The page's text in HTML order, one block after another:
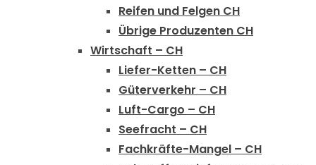
Reifen und Felgen CH
Übrige Produzenten CH
Wirtschaft – CH
Liefer-Ketten – CH
Güterverkehr – CH
Luft-Cargo – CH
Seefracht – CH
Fachkräfte-Mangel – CH